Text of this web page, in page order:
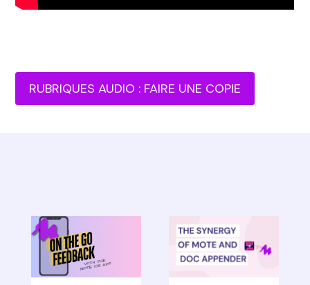
RUBRIQUES AUDIO : FAIRE UNE COPIE